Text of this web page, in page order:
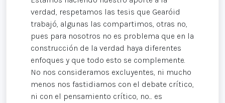
verdad, respetamos las tesis que Gearóid
trabajó, algunas las compartimos, otras no,
pues para nosotros no es problema que en la
construcción de la verdad haya diferentes
enfoques y que todo esto se complemente.
No nos consideramos excluyentes, ni mucho
menos nos fastidiamos con el debate crítico,
ni con el pensamiento crítico, no... es